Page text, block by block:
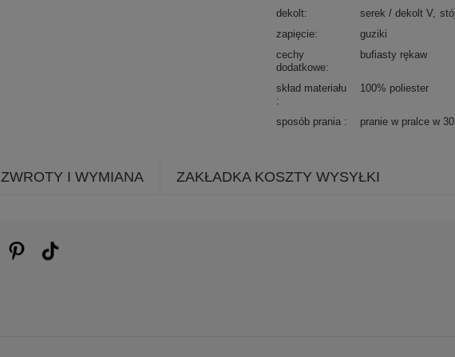
dekolt
serek / dekolt V
zapięcie
guziki
cechy
dodatkowe
bufiasty rękaw
skład materiału 100% poliester
sposób prania pranie w pralce w
ZWROTY I WYMIANA ZAKŁADKA KOSZTY WYSYŁKI